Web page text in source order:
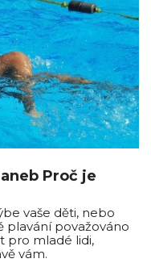
Proč je
vaše děti, nebo
plavání považováno
pro mladé lidi,
vám.